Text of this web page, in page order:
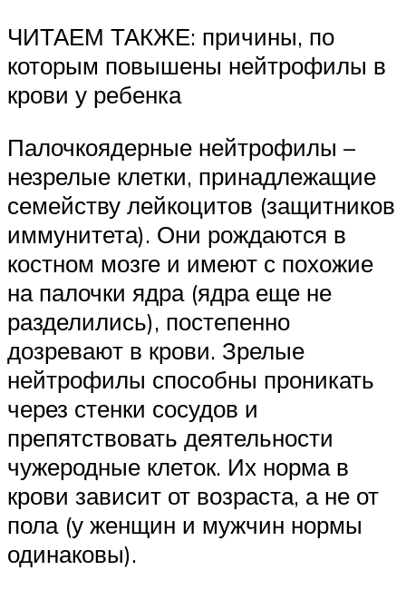
ЧИТАЕМ ТАКЖЕ: причины, по
которым повышены нейтрофилы в
крови у ребенка
Палочкоядерные нейтрофилы –
незрелые клетки, принадлежащие
семейству лейкоцитов (защитников
иммунитета). Они рождаются в
костном мозге и имеют с похожие
на палочки ядра (ядра еще не
разделились), постепенно
дозревают в крови. Зрелые
нейтрофилы способны проникать
через стенки сосудов и
препятствовать деятельности
чужеродные клеток. Их норма в
крови зависит от возраста, а не от
пола (у женщин и мужчин нормы
одинаковы).